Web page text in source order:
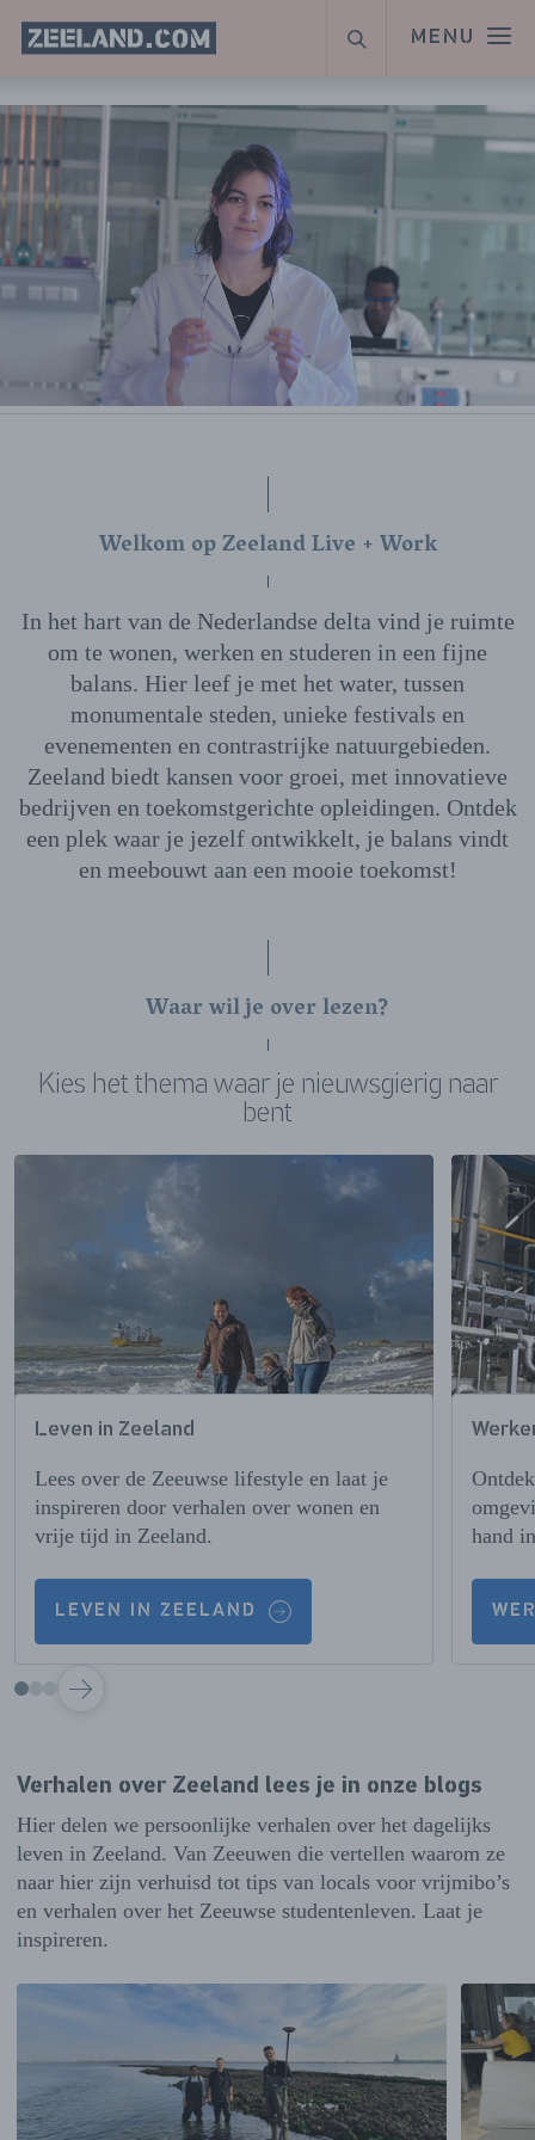
MENU
Homepage
Zeeland.com
ZOEKEN
Welkom op Zeeland Live + Work
In het hart van de Nederlandse delta vind je ruimte
om te wonen, werken en studeren in een fijne
balans. Hier leef je met het water, tussen
monumentale steden, unieke festivals en
evenementen en contrastrijke natuurgebieden.
Zeeland biedt kansen voor groei, met innovatieve
bedrijven en toekomstgerichte opleidingen. Ontdek
een plek waar je jezelf ontwikkelt, je balans vindt
en meebouwt aan een mooie toekomst!
Waar wil je over lezen?
Kies het thema waar je nieuwsgierig naar
bent
Leven in Zeeland
Lees over de Zeeuwse lifestyle en laat je
inspireren door verhalen over wonen en
vrije tijd in Zeeland.
LEVEN IN ZEELAND
hand
VOLGENDE
Verhalen over Zeeland lees je in onze blogs
Hier delen we persoonlijke verhalen over het dagelijks
leven in Zeeland. Van Zeeuwen die vertellen waarom ze
naar hier zijn verhuisd tot tips van locals voor vrijmibo’s
en verhalen over het Zeeuwse studentenleven. Laat je
inspireren.